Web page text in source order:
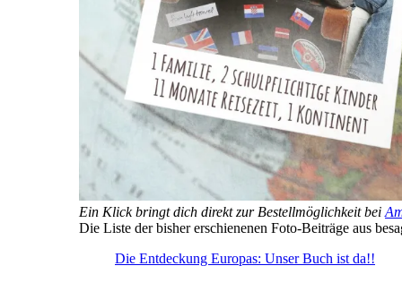
Ein Klick bringt dich direkt zur Bestellmöglichkeit bei
Die Liste der bisher erschienenen Foto-Beiträge aus
Die Entdeckung Europas: Unser Buch ist da!!